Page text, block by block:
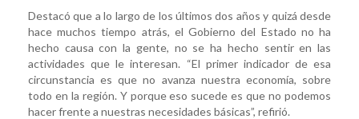
Destacó que a lo largo de los últimos dos años y quizá desde
hace muchos tiempo atrás, el Gobierno del Estado no ha
hecho causa con la gente, no se ha hecho sentir en las
actividades que le interesan. “El primer indicador de esa
circunstancia es que no avanza nuestra economía, sobre
todo en la región. Y porque eso sucede es que no podemos
hacer frente a nuestras necesidades básicas”, refirió.